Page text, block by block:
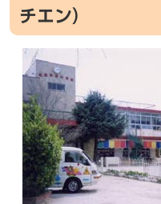
チエン）